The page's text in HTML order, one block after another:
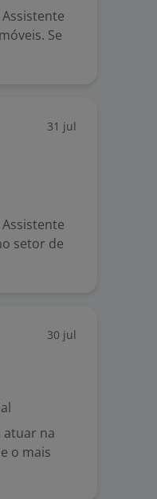
Se
31 jul
setor de
30 jul
atuar na
o mais